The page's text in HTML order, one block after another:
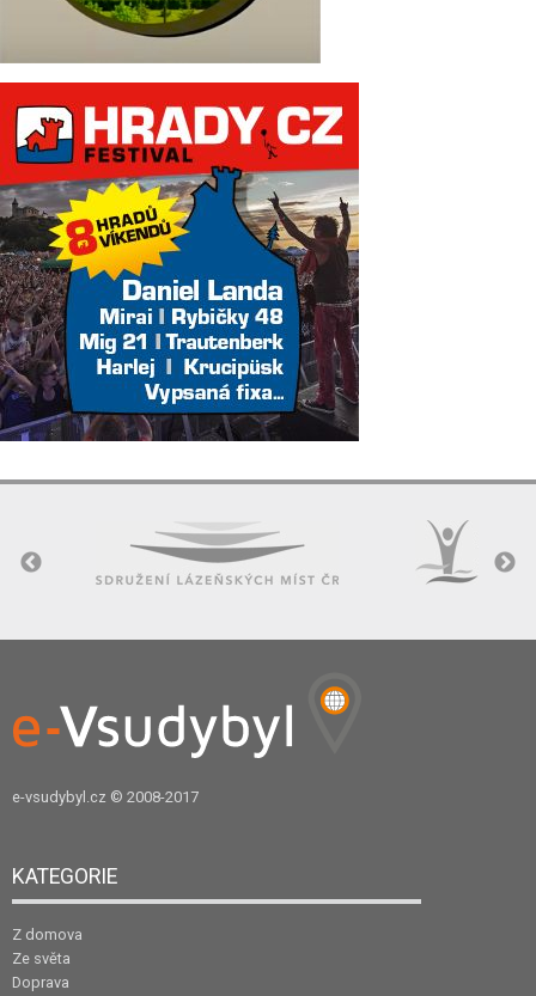
e-vsudybyl.cz © 2008-2017
KATEGORIE
Z domova
Ze světa
Doprava